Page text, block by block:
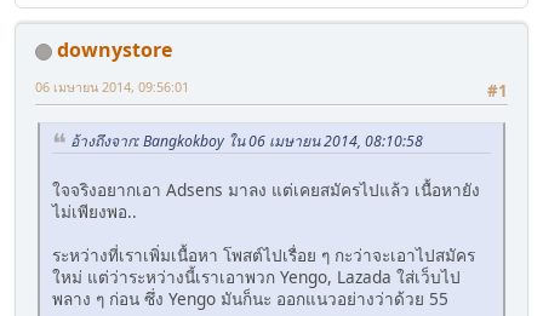
downystore
#1
06 เมษายน 2014, 09:56:01
อ้างถึงจาก: Bangkokboy ใน 06 เมษายน 2014, 08:10:58
ใจจริงอยากเอา Adsens มาลง แต่เคยสมัครไปแล้ว เนื้อหายัง
ไม่เพียงพอ..
ระหว่างที่เราเพิ่มเนื้อหา โพสต์ไปเรื่อย ๆ กะว่าจะเอาไปสมัคร
ใหม่ แต่ว่าระหว่างนี้เราเอาพวก Yengo, Lazada ใส่เว็บไป
พลาง ๆ ก่อน ซึ่ง Yengo มันก็นะ ออกแนวอย่างว่าด้วย 55